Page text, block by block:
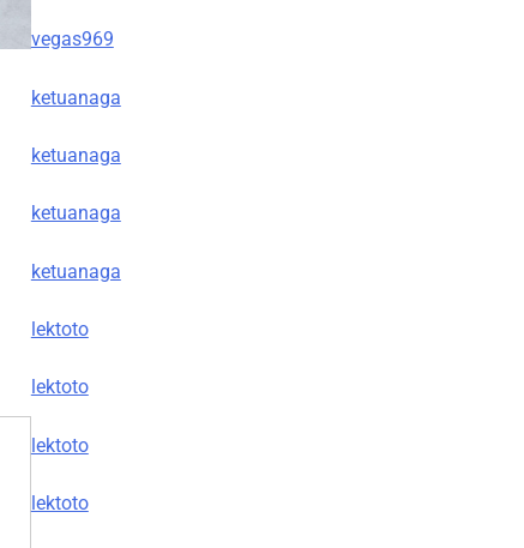
vegas969
ketuanaga
ketuanaga
ketuanaga
ketuanaga
lektoto
lektoto
lektoto
lektoto